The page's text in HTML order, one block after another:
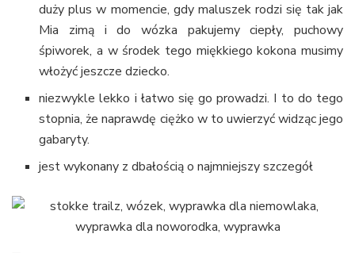
duży plus w momencie, gdy maluszek rodzi się tak jak
Mia zimą i do wózka pakujemy ciepły, puchowy
śpiworek, a w środek tego miękkiego kokona musimy
włożyć jeszcze dziecko.
niezwykle lekko i łatwo się go prowadzi. I to do tego
stopnia, że naprawdę ciężko w to uwierzyć widząc jego
gabaryty.
jest wykonany z dbałością o najmniejszy szczegół